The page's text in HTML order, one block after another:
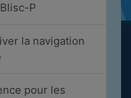
P
la navigation
pour les